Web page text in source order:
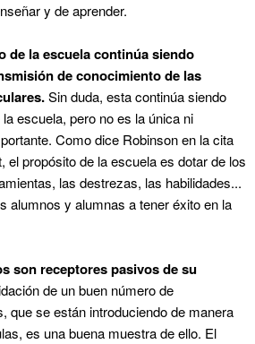
y de aprender.
de la escuela continúa siendo
de conocimiento de las
Sin duda, esta continúa siendo
escuela, pero no es la única ni
Como dice Robinson en la cita
el propósito de la escuela es dotar de los
las destrezas, las habilidades...
alumnos y alumnas a tener éxito en la
son receptores pasivos de su
de un buen número de
que se están introduciendo de manera
es una buena muestra de ello. El